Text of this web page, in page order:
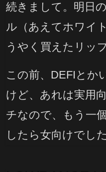
続きまして。明日
ル（あえてホワイ
うやく買えたリッ
この前、DEFIとか
けど、あれは実用
チなので、もう一
したら女向けでし